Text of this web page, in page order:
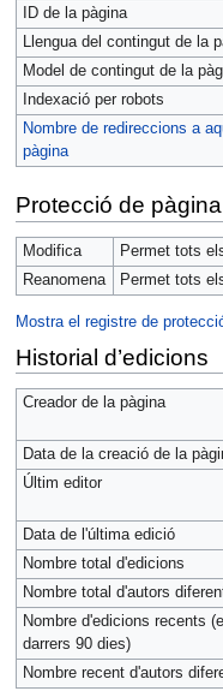
ID de la pàgina
Llengua del contingut de la
Model de contingut de la
Indexació per robots
Nombre de redireccions a
pàgina
Protecció de pàgina
Modifica
Permet tots
Reanomena
Permet tots
Mostra el registre de
Historial d’edicions
Creador de la pàgina
Data de la creació de la
Últim editor
Data de l'última edició
Nombre total d'edicions
Nombre total d'autors
Nombre d'edicions recents
darrers 90 dies)
Nombre recent d'autors